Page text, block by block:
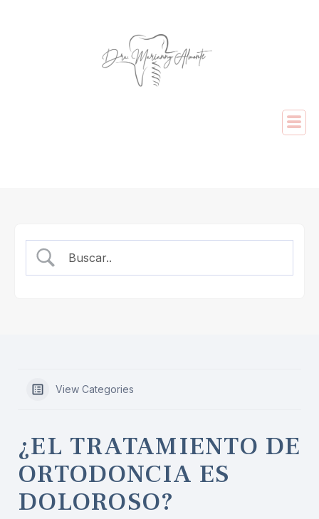
View Categories
¿EL TRATAMIENTO DE
ORTODONCIA ES
DOLOROSO?